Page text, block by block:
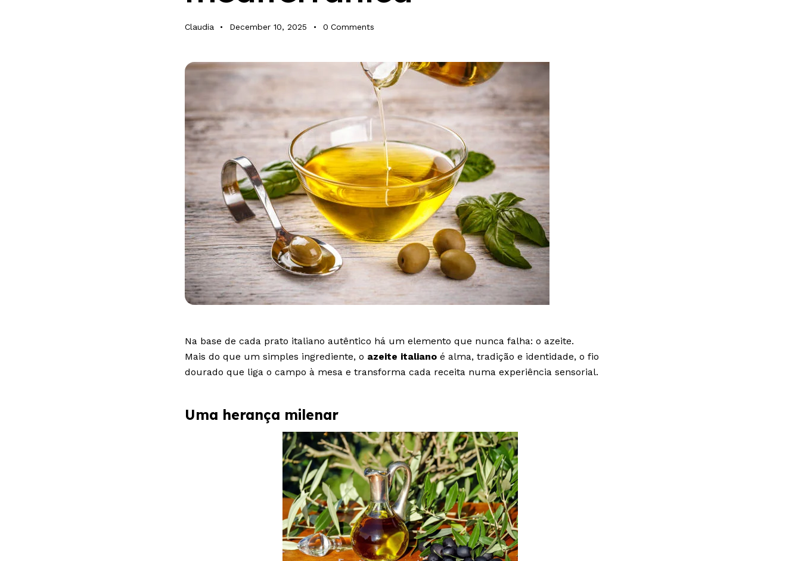
Claudia December 10, 2025 0 Comments
Na base de cada prato italiano autêntico há um elemento que nunca falha: o azeite.
Mais do que um simples ingrediente, o azeite italianoé alma, tradição e identidade, o fio
dourado que liga o campo à mesa e transforma cada receita numa experiência sensorial.
Uma herança milenar